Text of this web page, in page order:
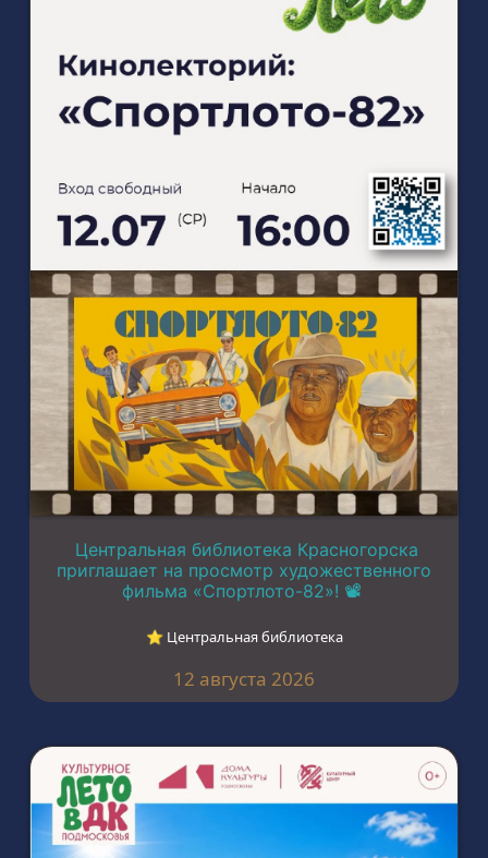
Центральная библиотека Красногорска
приглашает на просмотр художественного
фильма «Спортлото-82»! 📽️
⭐︎ Центральная библиотека
12 августа 2026